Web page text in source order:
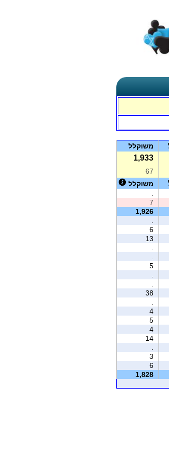
משוקלל
1,933
67
משוקלל
7
1,926
6
13
5
38
4
5
4
14
3
6
1,828